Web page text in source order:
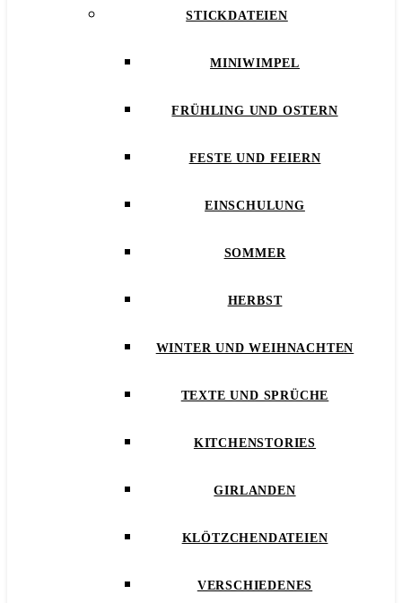
STICKDATEIEN
MINIWIMPEL
FRÜHLING UND OSTERN
FESTE UND FEIERN
EINSCHULUNG
SOMMER
HERBST
WINTER UND WEIHNACHTEN
TEXTE UND SPRÜCHE
KITCHENSTORIES
GIRLANDEN
KLÖTZCHENDATEIEN
VERSCHIEDENES